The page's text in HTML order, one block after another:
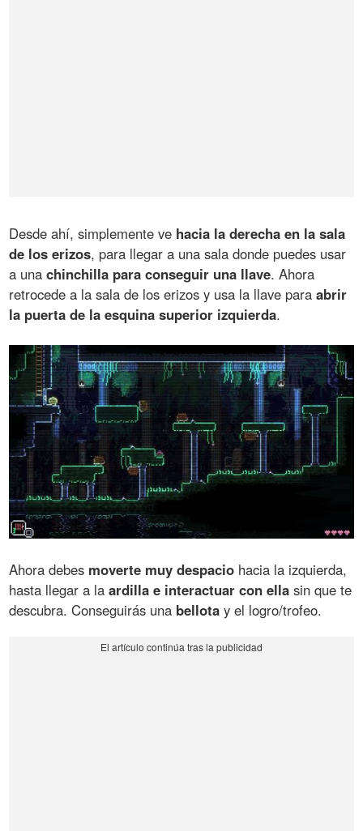
Desde ahí, simplemente ve hacia la derecha en la sala
de los erizos, para llegar a una sala donde puedes usar
a unachinchilla para conseguir una llave. Ahora
retrocede a la sala de los erizos y usa la llave paraabrir
la puerta de la esquina superior izquierda.
Ahora debes moverte muy despacio hacia la izquierda,
hasta llegar a laardilla e interactuar con ella sin que te
descubra. Conseguirás una bellota y el logro/trofeo.